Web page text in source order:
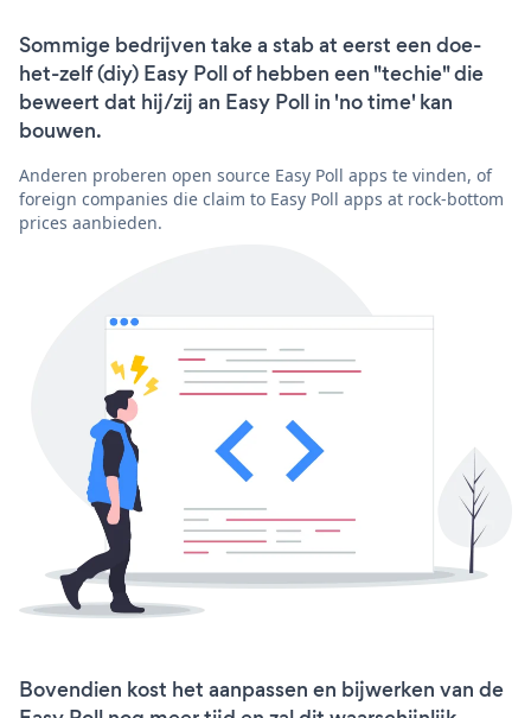
Sommige bedrijven take a stab at eerst een doe-
het-zelf (diy) Easy Poll of hebben een "techie" die
beweert dat hij/zij an Easy Poll in 'no time' kan
bouwen.
Anderen proberen open source Easy Poll apps te vinden, of
foreign companies die claim to Easy Poll apps at rock-bottom
prices aanbieden.
Bovendien kost het aanpassen en bijwerken van de